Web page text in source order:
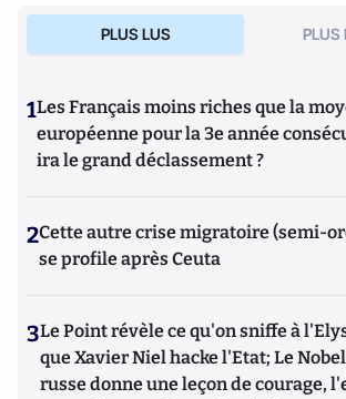
PLUS LUS PLUS
1Les Français moins riches que la
européenne pour la 3e année
ira le grand déclassement ?
2Cette autre crise migratoire (semi-
se profile après Ceuta
3Le Point révèle ce qu'on sniffe à
que Xavier Niel hacke l'Etat; Le
russe donne une leçon de courage,